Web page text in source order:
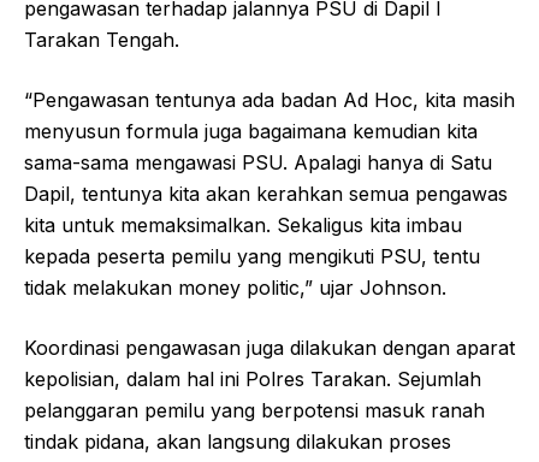
pengawasan terhadap jalannya PSU di Dapil I
Tarakan Tengah.
“Pengawasan tentunya ada badan Ad Hoc, kita masih
menyusun formula juga bagaimana kemudian kita
sama-sama mengawasi PSU. Apalagi hanya di Satu
Dapil, tentunya kita akan kerahkan semua pengawas
kita untuk memaksimalkan. Sekaligus kita imbau
kepada peserta pemilu yang mengikuti PSU, tentu
tidak melakukan money politic,” ujar Johnson.
Koordinasi pengawasan juga dilakukan dengan aparat
kepolisian, dalam hal ini Polres Tarakan. Sejumlah
pelanggaran pemilu yang berpotensi masuk ranah
tindak pidana, akan langsung dilakukan proses